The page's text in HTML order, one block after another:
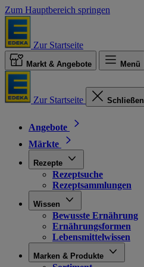
Zum Hauptbereich springen
Zur Startseite
Markt & Angebote Menü
Zur Startseite Schließen
Angebote
Märkte
Rezepte
Rezeptsuche
Rezeptsammlungen
Wissen
Bewusste Ernährung
Ernährungsformen
Lebensmittelwissen
Marken & Produkte